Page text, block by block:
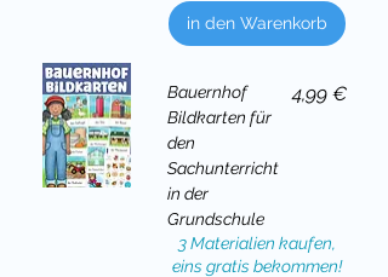
in den Warenkorb
Bauernhof
Bildkarten für
den
Sachunterricht
in der
Grundschule
Preis
4,99 €
3 Materialien kaufen,
eins gratis bekommen!